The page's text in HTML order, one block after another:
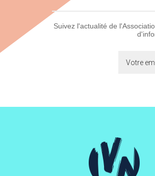
Newsletter Suivez l'actualité de